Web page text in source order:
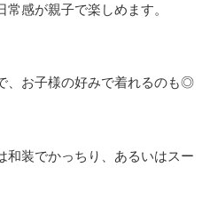
感が親子で楽しめます。
、お子様の好みで着れるのも◎
和装でかっちり、あるいはスー